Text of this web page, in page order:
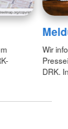
Wir
DRK.